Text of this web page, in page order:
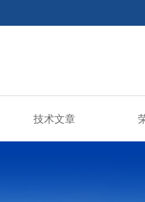
技术文章